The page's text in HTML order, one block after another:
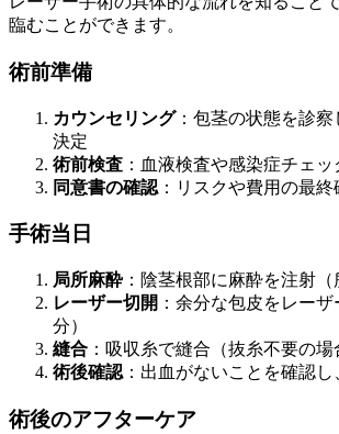
臨むことができます。
術前準備
カウンセリング：包茎の状態を診
決定
術前検査 ：血液検査や感染症チェッ
同意書の確認 ：リスクや費用の最終
手術当日
局所麻酔 ：陰茎根部に麻酔を注射（
レーザー切開 ：余分な包皮をレー
分）
縫合 ：吸収糸で縫合（抜糸不要の場
術後確認 ：出血がないことを確認
術後のアフターケア